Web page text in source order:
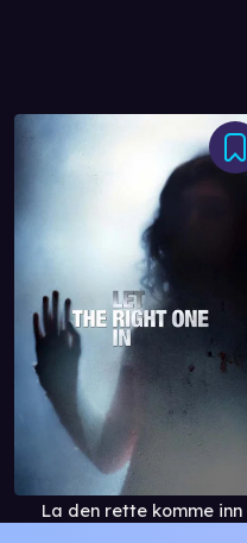
La den rette komme inn